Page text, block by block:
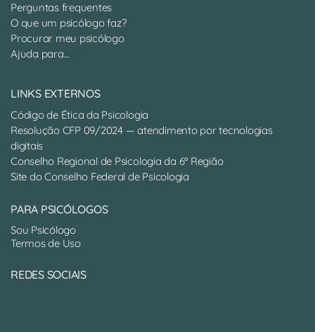
Perguntas frequentes
O que um psicólogo faz?
Procurar meu psicólogo
Ajuda para...
LINKS EXTERNOS
Código de Ética da Psicologia
Resolução CFP 09/2024 — atendimento por tecnologias
digitais
Conselho Regional de Psicologia da 6ª Região
Site do Conselho Federal de Psicologia
PARA PSICÓLOGOS
Sou Psicólogo
Termos de Uso
REDES SOCIAIS